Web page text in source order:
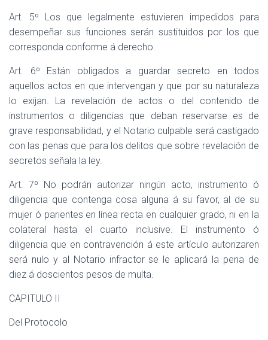
Art. 5º Los que legalmente estuvieren impedidos para
desempeñar sus funciones serán sustituidos por los que
corresponda conforme á derecho.
Art. 6º Están obligados a guardar secreto en todos
aquellos actos en que intervengan y que por su naturaleza
lo exijan. La revelación de actos o del contenido de
instrumentos o diligencias que deban reservarse es de
grave responsabilidad, y el Notario culpable será castigado
con las penas que para los delitos que sobre revelación de
secretos señala la ley.
Art. 7º No podrán autorizar ningún acto, instrumento ó
diligencia que contenga cosa alguna á su favor, al de su
mujer ó parientes en línea recta en cualquier grado, ni en la
colateral hasta el cuarto inclusive. El instrumento ó
diligencia que en contravención á este artículo autorizaren
será nulo y al Notario infractor se le aplicará la pena de
diez á doscientos pesos de multa.
CAPITULO II
Del Protocolo